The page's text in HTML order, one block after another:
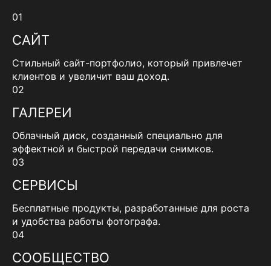
01
САЙТ
Стильный сайт-портфолио, который привлечет
клиентов и увеличит ваш доход.
02
ГАЛЕРЕИ
Облачный диск, созданный специально для
эффектной и быстрой передачи снимков.
03
СЕРВИСЫ
Бесплатные продукты, разработанные для роста
и удобства работы фотографа.
04
СООБЩЕСТВО